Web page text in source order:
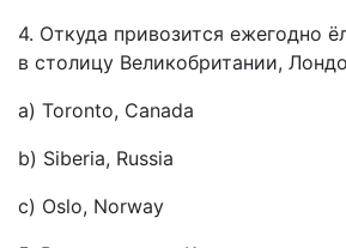
4. Откуда привозится ежегодно
в столицу Великобритании,
a) Toronto, Canada
b) Siberia, Russia
c) Oslo, Norway